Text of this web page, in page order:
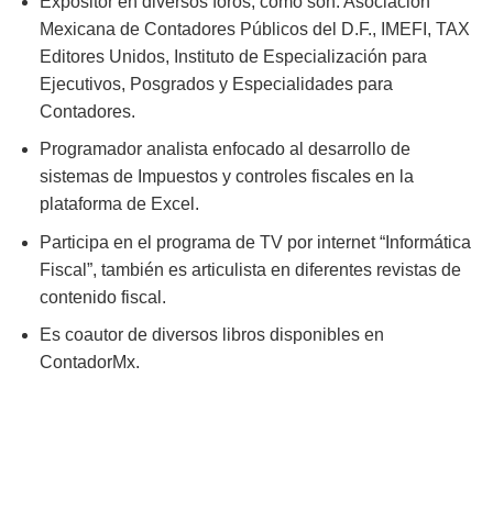
Mexicana de Contadores Públicos del D.F., IMEFI, TAX
Editores Unidos, Instituto de Especialización para
Ejecutivos, Posgrados y Especialidades para
Contadores.
Programador analista enfocado al desarrollo de
sistemas de Impuestos y controles fiscales en la
plataforma de Excel.
Participa en el programa de TV por internet “Informática
Fiscal”, también es articulista en diferentes revistas de
contenido fiscal.
Es coautor de diversos libros disponibles en
ContadorMx.